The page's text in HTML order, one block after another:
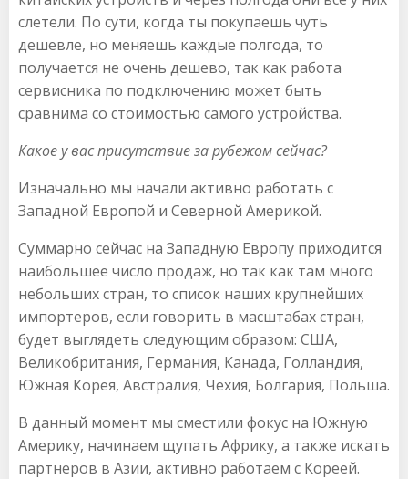
слетели. По сути, когда ты покупаешь чуть
дешевле, но меняешь каждые полгода, то
получается не очень дешево, так как работа
сервисника по подключению может быть
сравнима со стоимостью самого устройства.
Какое у вас присутствие за рубежом сейчас?
Изначально мы начали активно работать с
Западной Европой и Северной Америкой.
Суммарно сейчас на Западную Европу приходится
наибольшее число продаж, но так как там много
небольших стран, то список наших крупнейших
импортеров, если говорить в масштабах стран,
будет выглядеть следующим образом: США,
Великобритания, Германия, Канада, Голландия,
Южная Корея, Австралия, Чехия, Болгария, Польша.
В данный момент мы сместили фокус на Южную
Америку, начинаем щупать Африку, а также искать
партнеров в Азии, активно работаем с Кореей.